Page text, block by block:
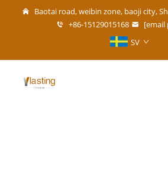
Baotai road, weibin zone, baoji city,
+86-15129015168
[email
SV